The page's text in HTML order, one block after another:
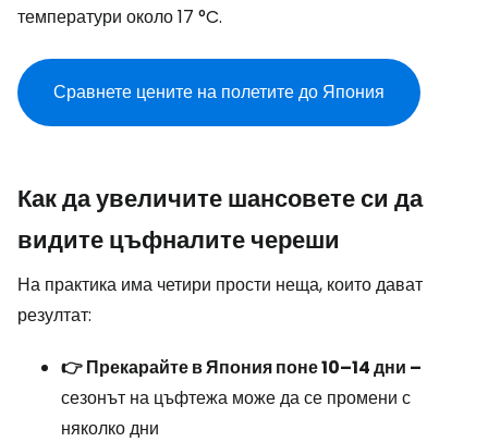
температури около 17 °C.
Сравнете цените на полетите до Япония
Как да увеличите шансовете си да
видите цъфналите череши
На практика има четири прости неща, които дават
резултат:
👉 Прекарайте в Япония поне 10–14 дни –
сезонът на цъфтежа може да се промени с
няколко дни